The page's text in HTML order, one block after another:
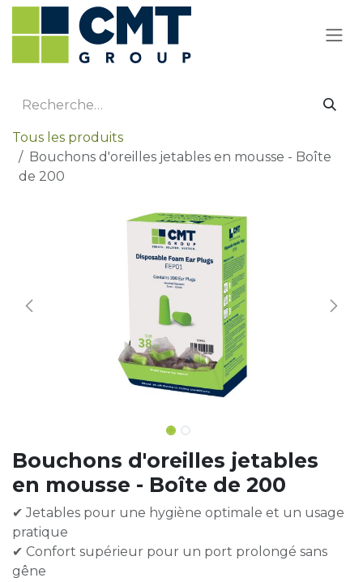
Se rendre au contenu
Tous les produits
Bouchons d'oreilles jetables en mousse - Boîte
de 200
Bouchons d'oreilles jetables
en mousse - Boîte de 200
✔ Jetables pour une hygiène optimale et un usage
pratique
✔ Confort supérieur pour un port prolongé sans
gêne